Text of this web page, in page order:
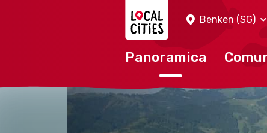
Benken (SG)
Panoramica